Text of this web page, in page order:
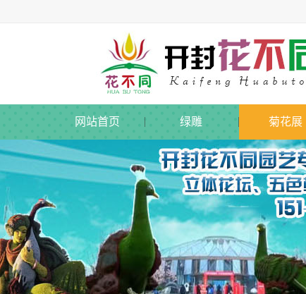
网站首页 绿雕 菊花展